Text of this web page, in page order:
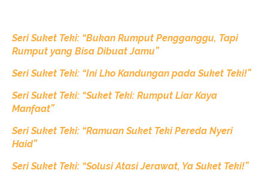
Seri Suket Teki: “Bukan Rumput Pengganggu, Tapi
Rumput yang Bisa Dibuat Jamu”
Seri Suket Teki: “Ini Lho Kandungan pada Suket Teki!”
Seri Suket Teki: “Suket Teki: Rumput Liar Kaya
Manfaat”
Seri Suket Teki: “Ramuan Suket Teki Pereda Nyeri
Haid”
Seri Suket Teki: “Solusi Atasi Jerawat, Ya Suket Teki!”